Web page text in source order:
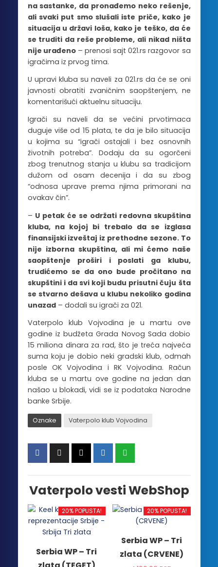
na sastanke, da pronađemo neko rešenje,
ali svaki put smo slušali iste priče, kako je
situacija u državi loša, kako je teško, da će
se truditi da reše probleme, ali nikad ništa
nije urađeno– prenosi sajt 021.rs razgovor sa
igračima iz prvog tima.
U upravi kluba su naveli za 021.rs da će se oni
javnosti obratiti zvaničnim saopštenjem, ne
komentarišući aktuelnu situaciju.
Igrači su naveli da se većini prvotimaca
duguje više od 15 plata, te da je bilo situacija
u kojima su “igrači ostajali i bez osnovnih
životnih potreba”. Dodaju da su ogorčeni
zbog trenutnog stanja u klubu sa tradicijom
dužom od osam decenija i da su zbog
“odnosa uprave prema njima primorani na
ovakav čin”.
– U petak će se održati redovna skupština
kluba, na kojoj bi trebalo da se izglasa
finansijski izveštaj iz prethodne sezone. To
nije izborna skupština, ali mi ćemo naše
saopštenje proširi i poslati ga klubu,
trudićemo se da ono bude pročitano na
skupštini i da svi koji budu prisutni čuju šta
se stvarno dešava u klubu nekoliko godina
unazad– dodali su igrači za 021.
Vaterpolo klub Vojvodina je u martu ove
godine iz budžeta Grada Novog Sada dobio
15 miliona dinara za rad, što je treća najveća
suma koju je dobio neki gradski klub, odmah
posle OK Vojvodina i RK Vojvodina. Račun
kluba se u martu ove godine na jedan dan
našao u blokadi, vidi se iz podataka Narodne
banke Srbije.
Oznake Vaterpolo klub Vojvodina
Vaterpolo vesti WebShop
20% POPUSTA!
Serbia WP – Tri
20% POPUSTA!
Serbia WP – Tri
zlata (CRVENE)